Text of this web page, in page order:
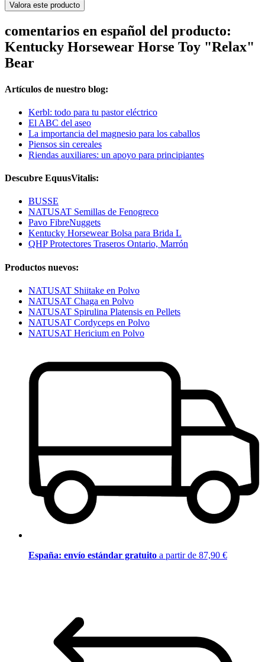
Valora este producto
comentarios en español del producto:
Kentucky Horsewear Horse Toy "Relax"
Bear
Artículos de nuestro blog:
Kerbl: todo para tu pastor eléctrico
El ABC del aseo
La importancia del magnesio para los caballos
Piensos sin cereales
Riendas auxiliares: un apoyo para principiantes
Descubre EquusVitalis:
BUSSE
NATUSAT Semillas de Fenogreco
Pavo FibreNuggets
Kentucky Horsewear Bolsa para Brida L
QHP Protectores Traseros Ontario, Marrón
Productos nuevos:
NATUSAT Shiitake en Polvo
NATUSAT Chaga en Polvo
NATUSAT Spirulina Platensis en Pellets
NATUSAT Cordyceps en Polvo
NATUSAT Hericium en Polvo
España: envío estándar gratuito a partir de 87,90 €